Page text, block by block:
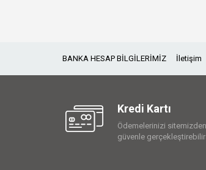
BANKA HESAP BİLGİLERİMİZ İletişim
Kredi Kartı
Ödemelerinizi sitemizden
güvenle